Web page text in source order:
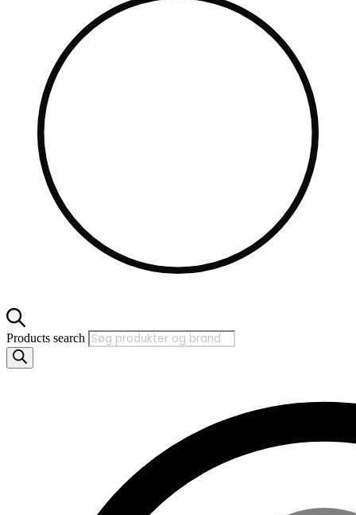
Products search